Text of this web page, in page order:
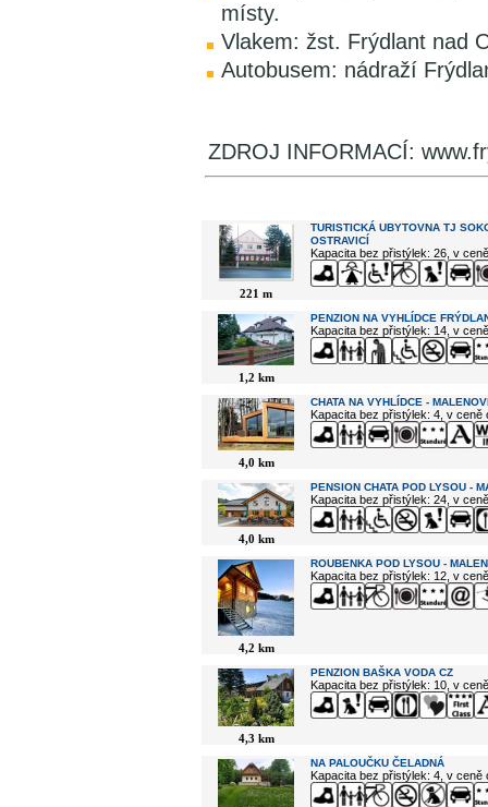
místy.
Vlakem: žst. Frýdlant nad
Autobusem: nádraží
ZDROJ INFORMACÍ:
221 m
TURISTICKÁ UBYTOVNA TJ
OSTRAVICÍ
Kapacita bez přistýlek: 26, v
1,2 km
PENZION NA VYHLÍDCE
Kapacita bez přistýlek: 14, v
4,0 km
CHATA NA VYHLÍDCE -
Kapacita bez přistýlek: 4, v ceně
4,0 km
PENSION CHATA POD LYSOU -
Kapacita bez přistýlek: 24, v
4,2 km
ROUBENKA POD LYSOU -
Kapacita bez přistýlek: 12, v
4,3 km
PENZION BAŠKA VODA CZ
Kapacita bez přistýlek: 10, v
NA PALOUČKU ČELADNÁ
Kapacita bez přistýlek: 4, v ceně